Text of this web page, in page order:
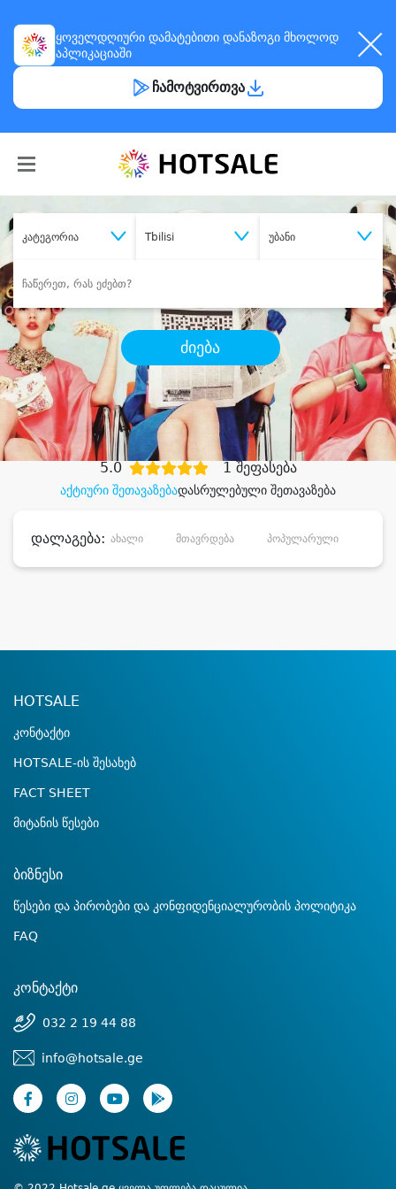
ყოველდღიური დამატებითი დანაზოგი მხოლოდ
აპლიკაციაში
ჩამოტვირთვა
კატეგორია Tbilisi უბანი
ძიება
შეიძინესასურველი მომსახურება
დიდი დანაზოგით
აქტიური შეთავაზებადასრულებული შეთავაზება
5.0 1 შეფასება
დალაგება: ახალი მთავრდება პოპულარული
HOTSALE
კონტაქტი
HOTSALE-ის შესახებ
FACT SHEET
მიტანის წესები
ბიზნესი
წესები და პირობები და კონფიდენციალურობის პოლიტიკა
FAQ
კონტაქტი
032 2 19 44 88
info@hotsale.ge